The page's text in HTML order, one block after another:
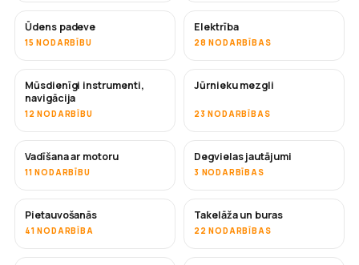
Ūdens padeve
15 NODARBĪBU
Elektrība
28 NODARBĪBAS
Mūsdienīgi instrumenti,
navigācija
12 NODARBĪBU
Jūrnieku mezgli
23 NODARBĪBAS
Vadīšana ar motoru
11 NODARBĪBU
Degvielas jautājumi
3 NODARBĪBAS
Pietauvošanās
41 NODARBĪBA
Takelāža un buras
22 NODARBĪBAS